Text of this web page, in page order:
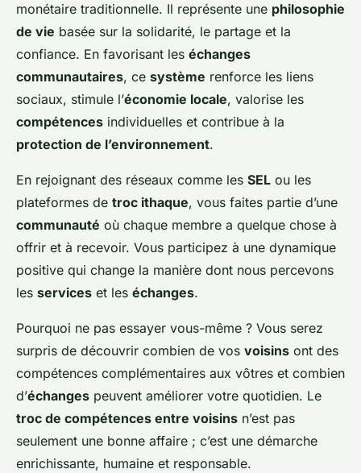
monétaire traditionnelle. Il représente une philosophie
de vie basée sur la solidarité, le partage et la
confiance. En favorisant les échanges
communautaires, ce système renforce les liens
sociaux, stimule l’économie locale, valorise les
compétences individuelles et contribue à la
protection de l’environnement.
En rejoignant des réseaux comme les SEL ou les
plateformes de troc ithaque, vous faites partie d’une
communauté où chaque membre a quelque chose à
offrir et à recevoir. Vous participez à une dynamique
positive qui change la manière dont nous percevons
les services et les échanges.
Pourquoi ne pas essayer vous-même ? Vous serez
surpris de découvrir combien de vos voisins ont des
compétences complémentaires aux vôtres et combien
d’échanges peuvent améliorer votre quotidien. Le
troc de compétences entre voisins n’est pas
seulement une bonne affaire ; c’est une démarche
enrichissante, humaine et responsable.